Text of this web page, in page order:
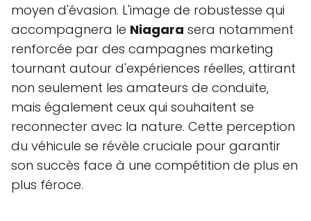
moyen d'évasion. L'image de robustesse qui
accompagnera le Niagara sera notamment
renforcée par des campagnes marketing
tournant autour d'expériences réelles, attirant
non seulement les amateurs de conduite,
mais également ceux qui souhaitent se
reconnecter avec la nature. Cette perception
du véhicule se révèle cruciale pour garantir
son succès face à une compétition de plus en
plus féroce.